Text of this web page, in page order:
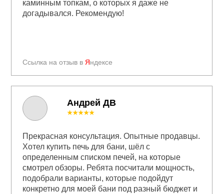
Ссылка на отзыв в Яндексе
каминным топкам, о которых я даже не
догадывался. Рекомендую!
Андрей ДВ
★★★★★
Прекрасная консультация. Опытные продавцы.
Хотел купить печь для бани, шёл с
определенным списком печей, на которые
смотрел обзоры. Ребята посчитали мощность,
подобрали варианты, которые подойдут
конкретно для моей бани под разный бюджет и